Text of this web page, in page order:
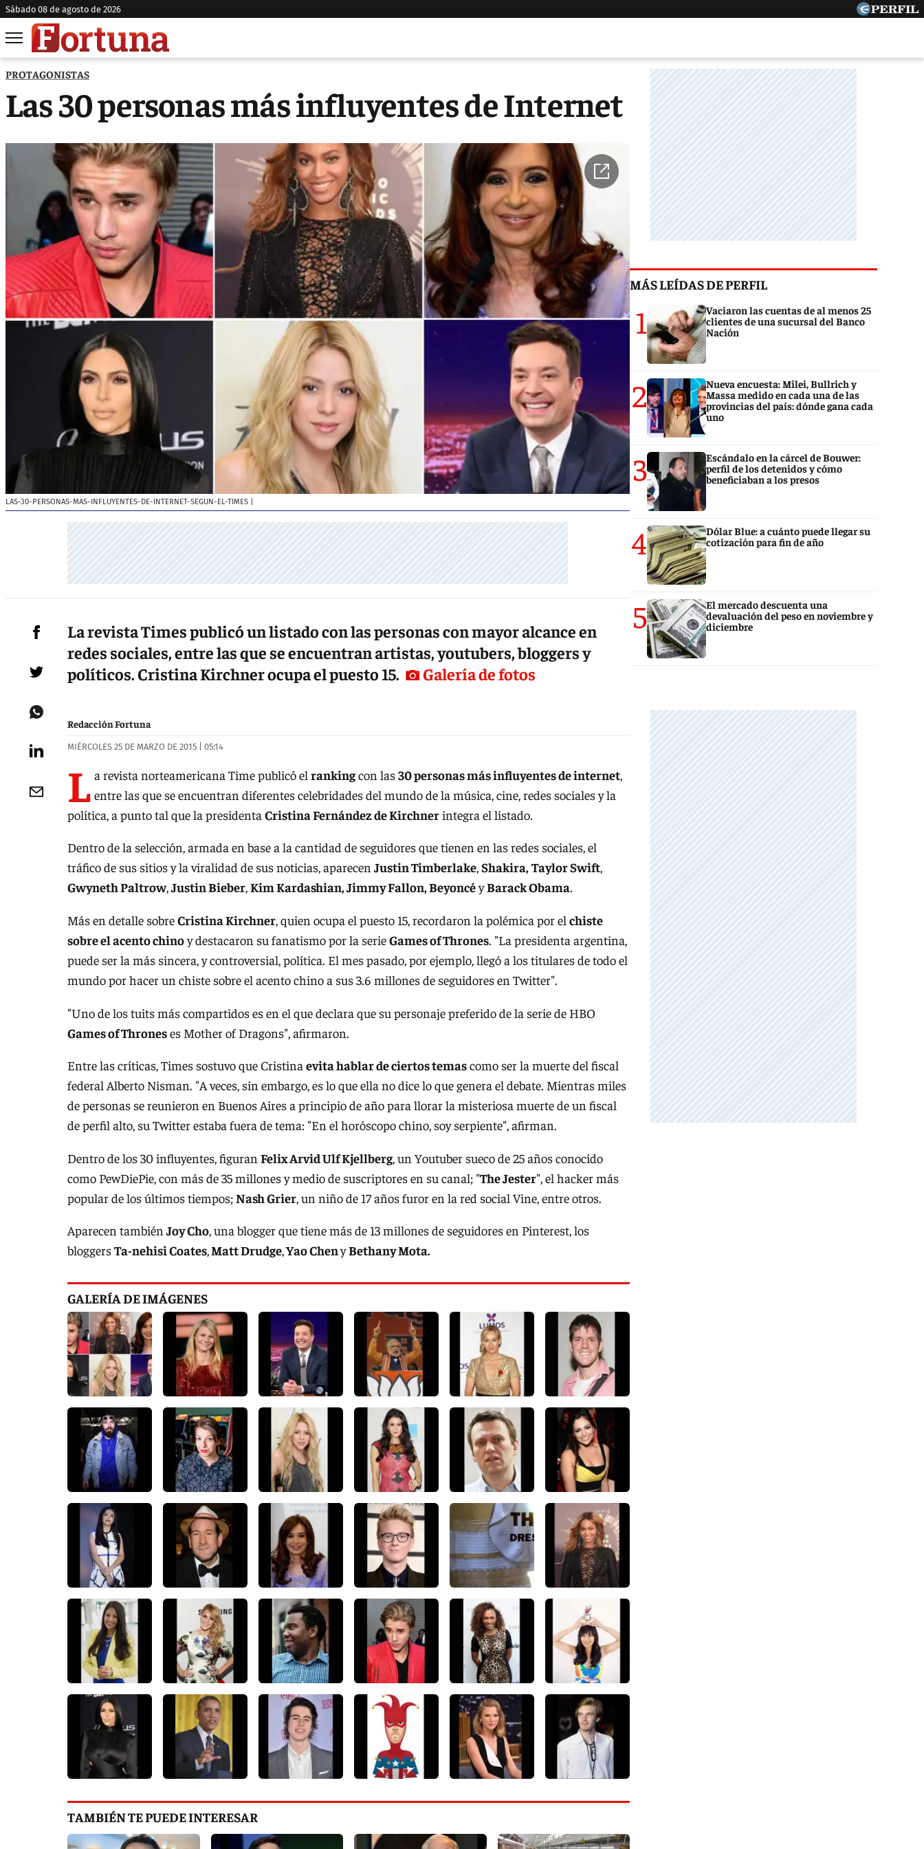
sábado 08 de agosto de 2026
PROTAGONISTAS
Las 30 personas más influyentes de Internet
LAS-30-PERSONAS-MAS-INFLUYENTES-DE-INTERNET-SEGUN-EL-TIMES
La revista Times publicó un listado con las personas con mayor alcance en
redes sociales, entre las que se encuentran artistas, youtubers, bloggers y
políticos. Cristina Kirchner ocupa el puesto 15.
Galería de fotos
Redacción Fortuna
MIÉRCOLES 25 DE MARZO DE 2015 | 05:14
L a revista norteamericana Time publicó el rankingcon las30 personas más influyentes de internet,
entre las que se encuentran diferentes celebridades del mundo de la música, cine, redes sociales y la
política, a punto tal que la presidenta Cristina Fernández de Kirchnerintegra el listado.
Dentro de la selección, armada en base a la cantidad de seguidores que tienen en las redes sociales, el
tráfico de sus sitios y la viralidad de sus noticias, aparecen Justin Timberlake,Shakira,Taylor Swift,
Gwyneth Paltrow,Justin Bieber,Kim Kardashian, Jimmy Fallon, BeyoncéyBarack Obama.
Más en detalle sobreCristina Kirchner, quien ocupa el puesto 15, recordaron la polémica por el chiste
sobre el acento chinoy destacaron su fanatismo por la serieGames of Thrones. "La presidenta argentina,
puede ser la más sincera, y controversial, política. El mes pasado, por ejemplo, llegó a los titulares de todo el
mundo por hacer un chiste sobre el acento chino a sus 3.6 millones de seguidores en Twitter".
"Uno de los tuits más compartidos es en el que declara que su personaje preferido de la serie de HBO
Games of Throneses Mother of Dragons", afirmaron.
Entre las críticas, Times sostuvo que Cristina evita hablar de ciertos temascomo ser la muerte del fiscal
federal Alberto Nisman. "A veces, sin embargo, es lo que ella no dice lo que genera el debate. Mientras miles
de personas se reunieron en Buenos Aires a principio de año para llorar la misteriosa muerte de un fiscal
de perfil alto, su Twitter estaba fuera de tema: "En el horóscopo chino, soy serpiente", afirman.
Dentro de los 30 influyentes, figuran Felix Arvid Ulf Kjellberg, un Youtuber sueco de 25 años conocido
como PewDiePie, con más de 35 millones y medio de suscriptores en su canal; "The Jester", el hacker más
popular de los últimos tiempos; Nash Grier, un niño de 17 años furor en la red social Vine, entre otros.
Aparecen también Joy Cho, una blogger que tiene más de 13 millones de seguidores en Pinterest, los
bloggersTa-nehisi Coates,Matt Drudge,Yao ChenyBethany Mota.
GALERÍA DE IMÁGENES
TAMBIÉN TE PUEDE INTERESAR
MÁS LEÍDAS DE PERFIL
1
Vaciaron las cuentas de al menos 25
clientes de una sucursal del Banco
Nación
2
Nueva encuesta: Milei, Bullrich y
Massa medido en cada una de las
provincias del país: dónde gana cada
uno
3
Escándalo en la cárcel de Bouwer:
perfil de los detenidos y cómo
beneficiaban a los presos
4
Dólar Blue: a cuánto puede llegar su
cotización para fin de año
5
El mercado descuenta una
devaluación del peso en noviembre y
diciembre